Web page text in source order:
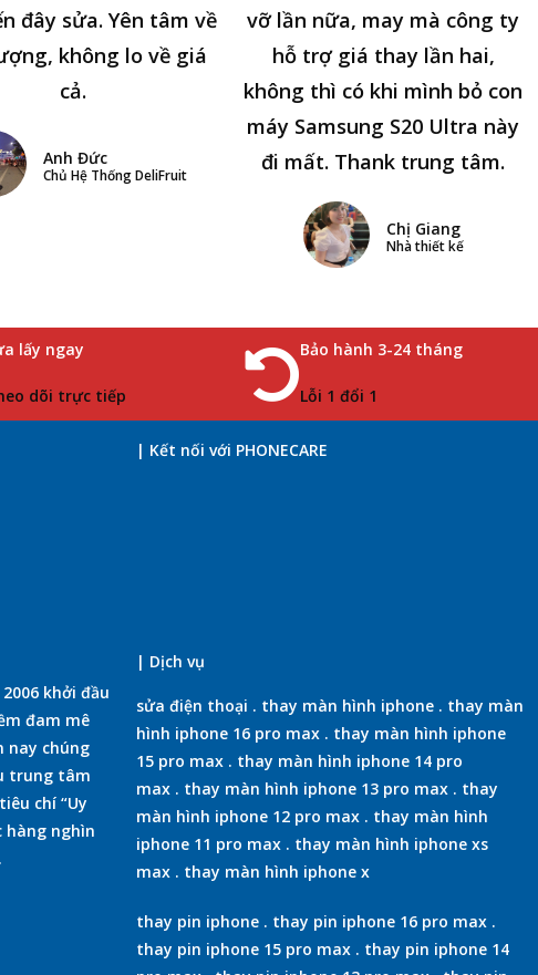
đây sửa. Yên tâm về
không lo về giá
cả.
Anh Đức
Chủ Hệ Thống DeliFruit
vỡ lần nữa, may mà công ty
hỗ trợ giá thay lần hai,
không thì có khi mình bỏ con
máy Samsung S20 Ultra này
đi mất. Thank trung tâm.
Chị Giang
Nhà thiết kế
lấy ngay
dõi trực tiếp
Bảo hành 3-24 tháng
Lỗi 1 đổi 1
khởi đầu
đam mê
nay chúng
trung tâm
chí “Uy
hàng nghìn
| Kết nối với PHONECARE
| Dịch vụ
sửa điện thoại . thay màn hình iphone. thay màn
hình iphone 16 pro max. thay màn hình iphone
15 pro max. thay màn hình iphone 14 pro
max. thay màn hình iphone 13 pro max. thay
màn hình iphone 12 pro max. thay màn hình
iphone 11 pro max. thay màn hình iphone xs
max. thay màn hình iphone x
thay pin iphone. thay pin iphone 16 pro max.
thay pin iphone 15 pro max. thay pin iphone 14